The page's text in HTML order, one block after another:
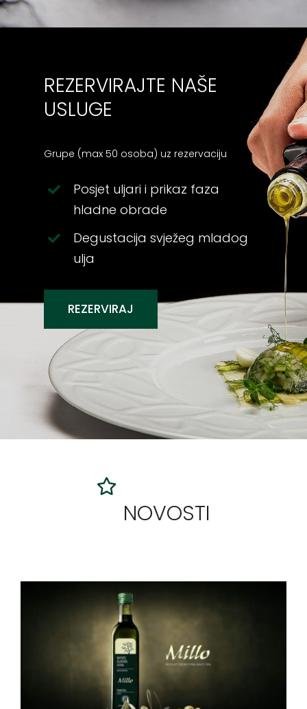
REZERVIRAJTE NAŠE
USLUGE
Grupe (max 50 osoba) uz rezervaciju
Posjet uljari i prikaz faza
hladne obrade
Degustacija svježeg mladog
ulja
REZERVIRAJ
NOVOSTI